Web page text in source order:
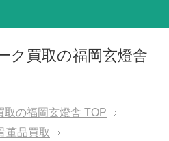
ク買取の福岡玄燈舎
取の福岡玄燈舎 TOP
董品買取